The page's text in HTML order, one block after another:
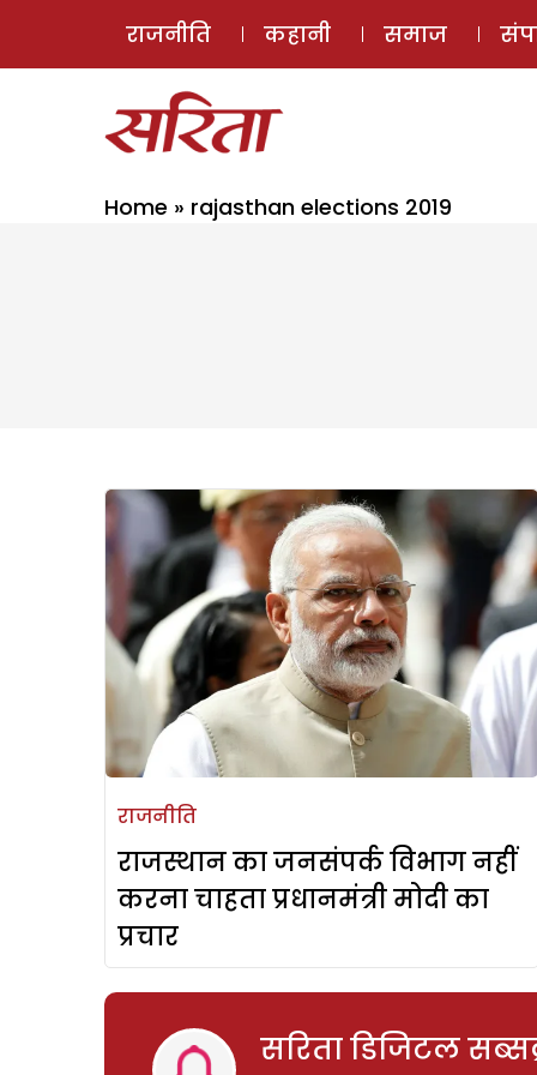
राजनीति कहानी समाज
Home » rajasthan elections 2019
राजनीति
राजस्थान का जनसंपर्क विभाग नहीं
करना चाहता प्रधानमंत्री मोदी का
प्रचार
सरिता डिजिटल